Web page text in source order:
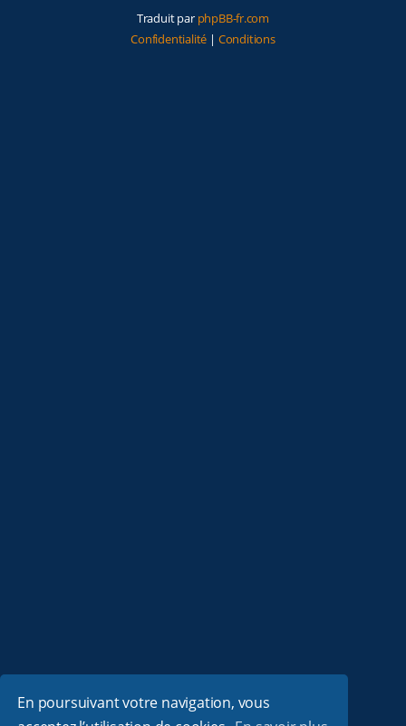
En poursuivant votre navigation, vous
Traduit par phpBB-fr.com
Confidentialité | Conditions